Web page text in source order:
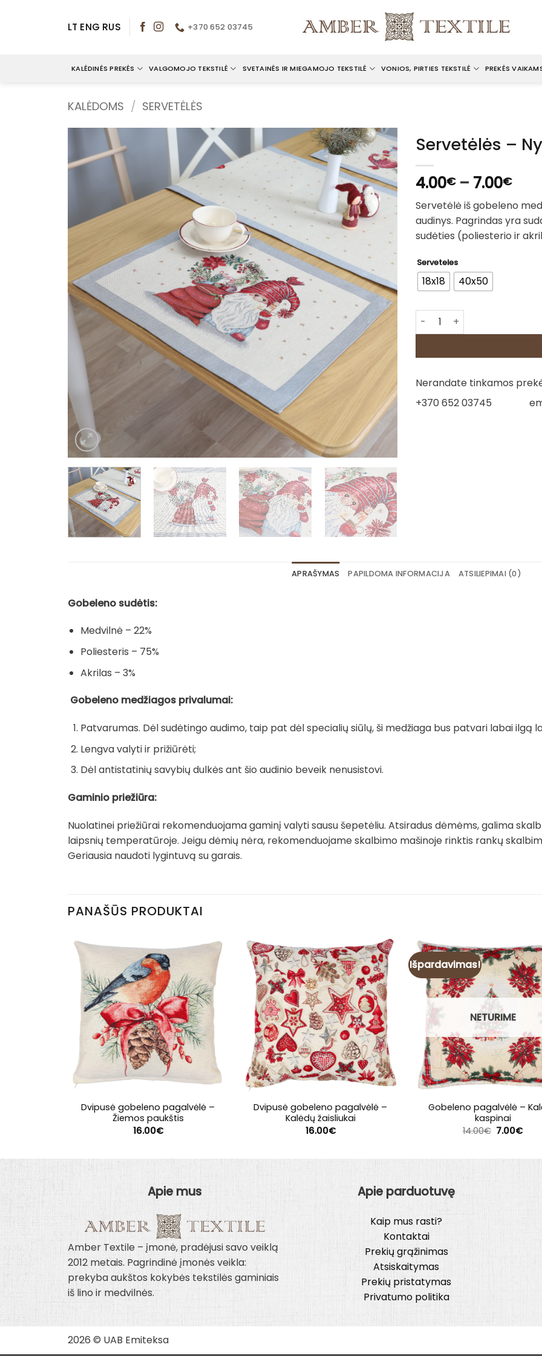
LT ENG RUS +370 652 03745
KALĖDINĖS PREKĖS VALGOMOJO TEKSTILĖ SVETAINĖS IR MIEGAMOJO TEKSTILĖ VONIOS, PIRTIES TEKSTILĖ PREKĖS
KALĖDOMS / SERVETĖLĖS
Servetėlės –
4.00€ – 7.00€
Servetėlė iš gobeleno
audinys. Pagrindas yra
sudėties (poliesterio ir
Serveteles
18x18 40x50
produkto kiekis:
Nerandate tinkamos
+370 652 03745
APRAŠYMAS PAPILDOMA INFORMACIJA ATSILIEPIMAI (0)
Gobeleno sudėtis:
Medvilnė – 22%
Poliesteris – 75%
Akrilas – 3%
Gobeleno medžiagos privalumai:
Patvarumas. Dėl sudėtingo audimo, taip pat dėl specialių siūlų, ši medžiaga bus patvari labai ilgą
Lengva valyti ir prižiūrėti;
Dėl antistatinių savybių dulkės ant šio audinio beveik nenusistovi.
Gaminio priežiūra:
Nuolatinei priežiūrai rekomenduojama gaminį valyti sausu šepetėliu. Atsiradus dėmėms, galima
laipsnių temperatūroje. Jeigu dėmių nėra, rekomenduojame skalbimo mašinoje rinktis rankų
Geriausia naudoti lygintuvą su garais.
PANAŠŪS PRODUKTAI
Dvipusė gobeleno pagalvėlė –
Žiemos paukštis
16.00€
Dvipusė gobeleno pagalvėlė –
Kalėdų žaisliukai
16.00€
Išpardavimas!
NETURIME
Gobeleno pagalvėlė –
kaspinai
14.00€ Original
7.00€
Apie mus
Amber Textile – įmonė, pradėjusi savo veiklą
2012 metais. Pagrindinė įmonės veikla:
prekyba aukštos kokybės tekstilės gaminiais
iš lino ir medvilnės.
Apie parduotuvę
Kaip mus rasti?
Kontaktai
Prekių grąžinimas
Atsiskaitymas
Prekių pristatymas
Privatumo politika
2026 © UAB Emiteksa